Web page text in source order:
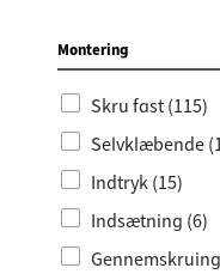
(1)
Guld (7)
blå (6)
Rosa (4)
Grøn (3)
Kobber (2)
Krom poleret (3)
Montering
Skru fast (115)
Selvklæbende
Indtryk (15)
Indsætning (6)